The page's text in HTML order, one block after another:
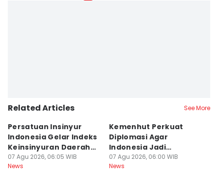
Related Articles See More
Persatuan Insinyur
Indonesia Gelar Indeks
Keinsinyuran Daerah
dan CAFEO 44
07 Agu 2026, 06:05 WIB
News
Kemenhut Perkuat
Diplomasi Agar
Indonesia Jadi
Pemimpin Kehutanan
Global
07 Agu 2026, 06:00 WIB
News